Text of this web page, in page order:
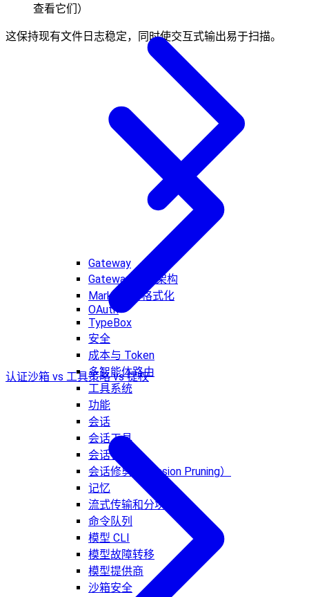
Gateway
Gateway 网关架构
Markdown 格式化
OAuth
TypeBox
安全
成本与 Token
多智能体路由
工具系统
功能
会话
会话工具
会话管理
会话修剪（Session Pruning）
记忆
流式传输和分块
命令队列
模型 CLI
模型故障转移
模型提供商
沙箱安全
查看它们）
这保持现有文件日志稳定，同时使交互式输出易于扫描。
认证沙箱 vs 工具策略 vs 提权